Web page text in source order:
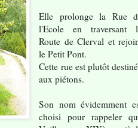
Elle prolonge la Rue
l'Ecole en traversant
Route de Clerval et
le Petit Pont.
Cette rue est plutôt
aux piétons.
Son nom évidemment
choisi pour rappeler